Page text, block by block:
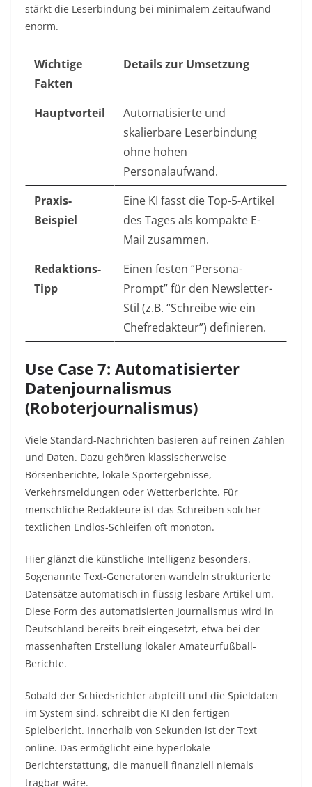
stärkt die Leserbindung bei minimalem Zeitaufwand
enorm.
Wichtige
Fakten
Details zur Umsetzung
Hauptvorteil
Automatisierte und
skalierbare Leserbindung
ohne hohen
Personalaufwand.
Praxis-
Beispiel
Eine KI fasst die Top-5-Artikel
des Tages als kompakte E-
Mail zusammen.
Redaktions-
Tipp
Einen festen “Persona-
Prompt” für den Newsletter-
Stil (z.B. “Schreibe wie ein
Chefredakteur”) definieren.
Use Case 7: Automatisierter
Datenjournalismus
(Roboterjournalismus)
Viele Standard-Nachrichten basieren auf reinen Zahlen
und Daten. Dazu gehören klassischerweise
Börsenberichte, lokale Sportergebnisse,
Verkehrsmeldungen oder Wetterberichte. Für
menschliche Redakteure ist das Schreiben solcher
textlichen Endlos-Schleifen oft monoton.
Hier glänzt die künstliche Intelligenz besonders.
Sogenannte Text-Generatoren wandeln strukturierte
Datensätze automatisch in flüssig lesbare Artikel um.
Diese Form des automatisierten Journalismus wird in
Deutschland bereits breit eingesetzt, etwa bei der
massenhaften Erstellung lokaler Amateurfußball-
Berichte.
Sobald der Schiedsrichter abpfeift und die Spieldaten
im System sind, schreibt die KI den fertigen
Spielbericht. Innerhalb von Sekunden ist der Text
online. Das ermöglicht eine hyperlokale
Berichterstattung, die manuell finanziell niemals
tragbar wäre.